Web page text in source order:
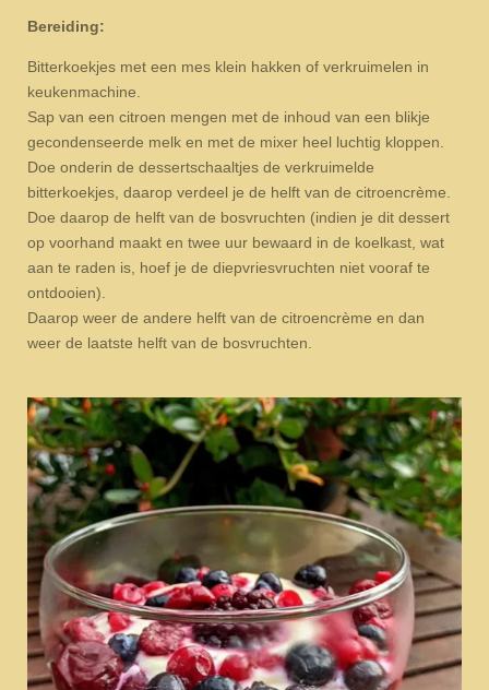
Bereiding:
Bitterkoekjes met een mes klein hakken of verkruimelen in
keukenmachine.
Sap van een citroen mengen met de inhoud van een blikje
gecondenseerde melk en met de mixer heel luchtig kloppen.
Doe onderin de dessertschaaltjes de verkruimelde
bitterkoekjes, daarop verdeel je de helft van de citroencrème.
Doe daarop de helft van de bosvruchten (indien je dit dessert
op voorhand maakt en twee uur bewaard in de koelkast, wat
aan te raden is, hoef je de diepvriesvruchten niet vooraf te
ontdooien).
Daarop weer de andere helft van de citroencrème en dan
weer de laatste helft van de bosvruchten.